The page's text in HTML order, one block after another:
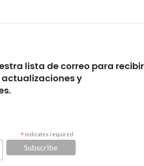
lista de correo para recibir
y
* indicates required